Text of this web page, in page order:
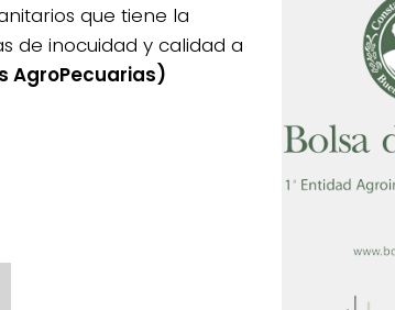
que tiene la
de inocuidad y calidad a
AgroPecuarias)